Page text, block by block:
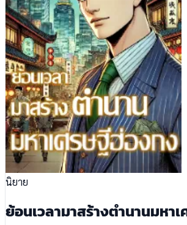
นิยาย
ย้อนเวลามาสร้างตำนานมหา